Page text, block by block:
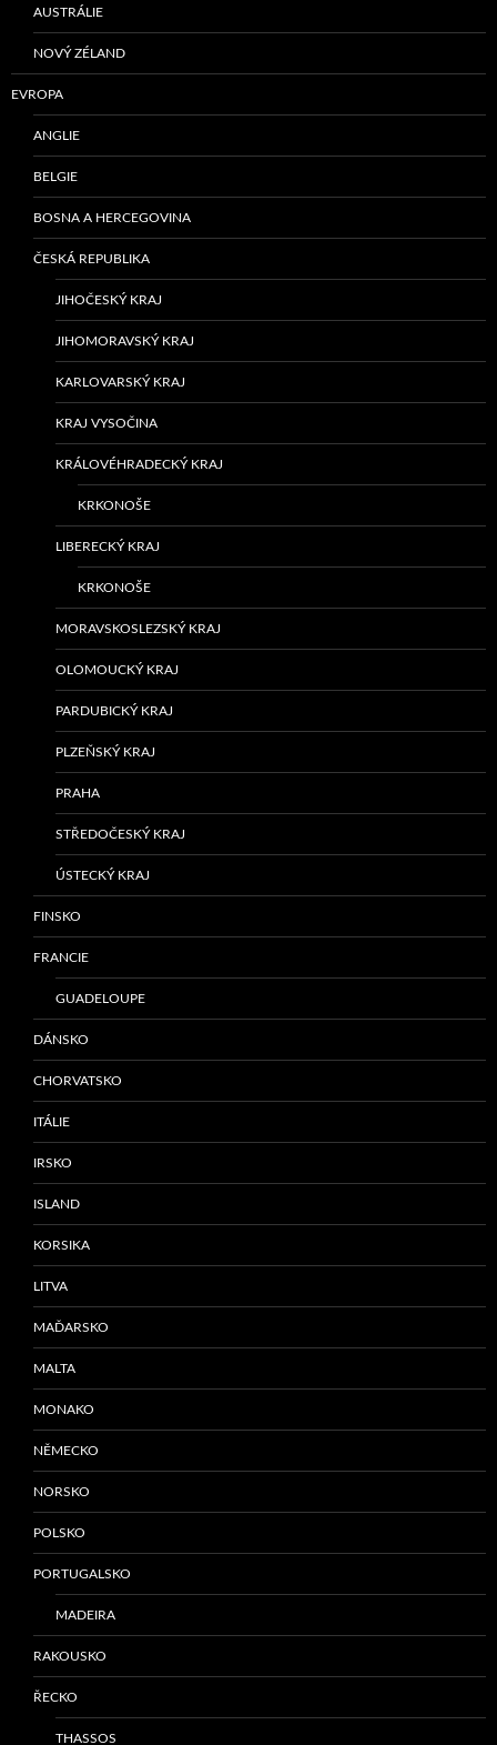
AUSTRÁLIE
NOVÝ ZÉLAND
EVROPA
ANGLIE
BELGIE
BOSNA A HERCEGOVINA
ČESKÁ REPUBLIKA
JIHOČESKÝ KRAJ
JIHOMORAVSKÝ KRAJ
KARLOVARSKÝ KRAJ
KRAJ VYSOČINA
KRÁLOVÉHRADECKÝ KRAJ
KRKONOŠE
LIBERECKÝ KRAJ
KRKONOŠE
MORAVSKOSLEZSKÝ KRAJ
OLOMOUCKÝ KRAJ
PARDUBICKÝ KRAJ
PLZEŇSKÝ KRAJ
PRAHA
STŘEDOČESKÝ KRAJ
ÚSTECKÝ KRAJ
FINSKO
FRANCIE
GUADELOUPE
DÁNSKO
CHORVATSKO
ITÁLIE
IRSKO
ISLAND
KORSIKA
LITVA
MAĎARSKO
MALTA
MONAKO
NĚMECKO
NORSKO
POLSKO
PORTUGALSKO
MADEIRA
RAKOUSKO
ŘECKO
THASSOS